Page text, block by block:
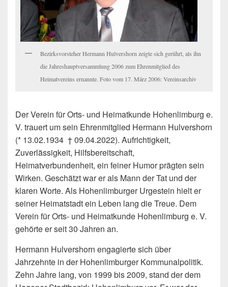
Bezirksvorsteher Hermann Hulvershorn zeigte sich gerührt, als ihn
die Jahreshauptversammlung 2006 zum Ehrenmitglied des
Heimatvereins ernannte. Foto vom 17. März 2006: Vereinsarchiv
Der Verein für Orts- und Heimatkunde Hohenlimburg e.
V. trauert um sein Ehrenmitglied Hermann Hulvershorn
(* 13.02.1934 † 09.04.2022). Aufrichtigkeit,
Zuverlässigkeit, Hilfsbereitschaft,
Heimatverbundenheit, ein feiner Humor prägten sein
Wirken. Geschätzt war er als Mann der Tat und der
klaren Worte. Als Hohenlimburger Urgestein hielt er
seiner Heimatstadt ein Leben lang die Treue. Dem
Verein für Orts- und Heimatkunde Hohenlimburg e. V.
gehörte er seit 30 Jahren an.
Hermann Hulvershorn engagierte sich über
Jahrzehnte in der Hohenlimburger Kommunalpolitik.
Zehn Jahre lang, von 1999 bis 2009, stand der dem